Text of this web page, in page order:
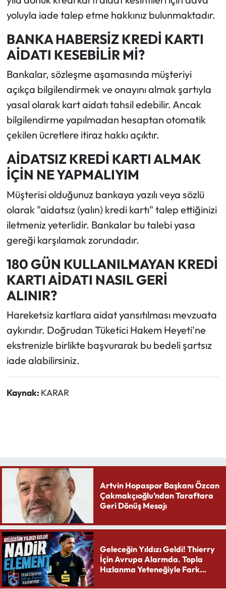
yoluyla iade talep etme hakkınız bulunmaktadır.
BANKA HABERSİZ KREDİ KARTI
AİDATI KESEBİLİR Mİ?
Bankalar, sözleşme aşamasında müşteriyi
açıkça bilgilendirmek ve onayını almak şartıyla
yasal olarak kart aidatı tahsil edebilir. Ancak
bilgilendirme yapılmadan hesaptan otomatik
çekilen ücretlere itiraz hakkı açıktır.
AİDATSIZ KREDİ KARTI ALMAK
İÇİN NE YAPMALIYIM
Müşterisi olduğunuz bankaya yazılı veya sözlü
olarak "aidatsız (yalın) kredi kartı" talep ettiğinizi
iletmeniz yeterlidir. Bankalar bu talebi yasa
gereği karşılamak zorundadır.
180 GÜN KULLANILMAYAN KREDİ
KARTI AİDATI NASIL GERİ
ALINIR?
Hareketsiz kartlara aidat yansıtılması mevzuata
aykırıdır. Doğrudan Tüketici Hakem Heyeti'ne
ekstrenizle birlikte başvurarak bu bedeli şartsız
iade alabilirsiniz.
Kaynak: KARAR
Artvin Hopaspor Başkanı Özcan
Çakmakçıoğlu’ndan Taraftara
Geri Dönüş Mesajı
Geleceğin Yıldızı Geldi! Thierry
İçin Avrupa Alarmda. Topla
Hızlanma Yeteneğiyle Fark